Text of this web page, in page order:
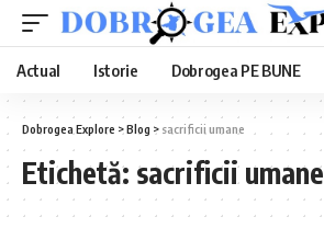
Actual Istorie Dobrogea PE BUNE
Dobrogea Explore >Blog > sacrificii umane
Etichetă: sacrificii umane